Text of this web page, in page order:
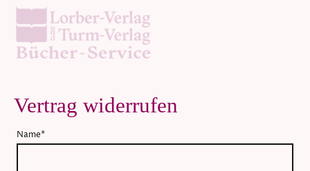
Vertrag widerrufen
Name*